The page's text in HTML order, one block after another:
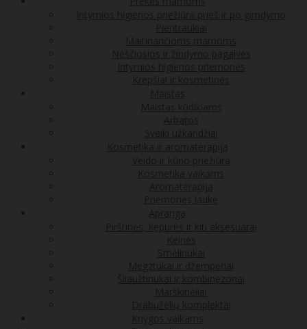
Intymios higienos priežiūra prieš ir po gimdymo
Pientraukiai
Maitinančioms mamoms
Nėščiosios ir žindymo pagalvės
Intymios higienos priemonės
Krepšiai ir kosmetinės
Maistas
Maistas kūdikiams
Arbatos
Sveiki užkandžiai
Kosmetika ir aromaterapija
Veido ir kūno priežiūra
Kosmetika vaikams
Aromaterapija
Priemonės lauke
Apranga
Pirštinės, kepurės ir kiti aksesuarai
Kelnės
Smėlinukai
Megztukai ir džemperiai
Šliaužtinukai ir kombinezonai
Marškinėliai
Drabužėlių komplektai
Knygos vaikams